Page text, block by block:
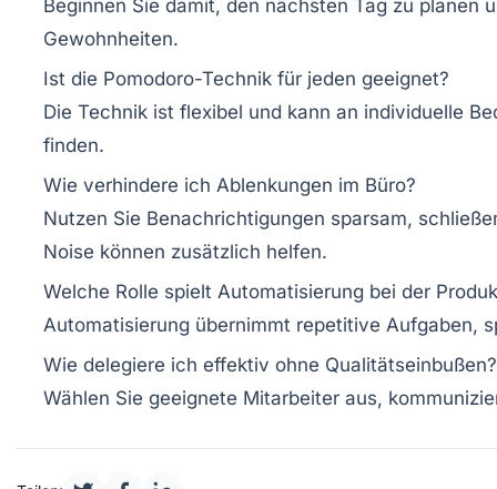
Beginnen Sie damit, den nächsten Tag zu
Gewohnheiten.
Ist die Pomodoro-Technik für jeden geeignet?
Die Technik ist flexibel und kann an individuelle
finden.
Wie verhindere ich Ablenkungen im Büro?
Nutzen Sie Benachrichtigungen sparsam,
Noise können zusätzlich helfen.
Welche Rolle spielt Automatisierung bei der
Automatisierung übernimmt repetitive Aufgaben,
Wie delegiere ich effektiv ohne Qualitätseinbußen?
Wählen Sie geeignete Mitarbeiter aus,